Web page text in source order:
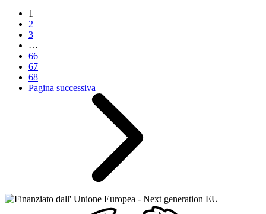
1
2
3
…
66
67
68
Pagina successiva